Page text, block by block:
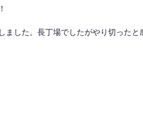
した。長丁場でしたがやり切ったと